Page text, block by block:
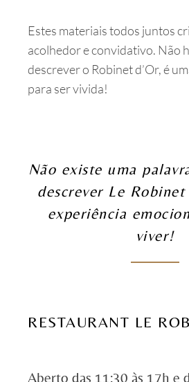
Estes materiais todos juntos
acolhedor e convidativo. Não
descrever o Robinet d’Or, é
para ser vivida!
Não existe uma
descrever Le Robinet
experiência
viver!
RESTAURANT LE
Aberto das 11:30 às 17h e